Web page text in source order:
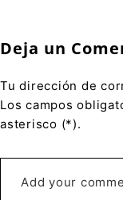
Deja un
Tu dirección de
Los campos
asterisco (*).